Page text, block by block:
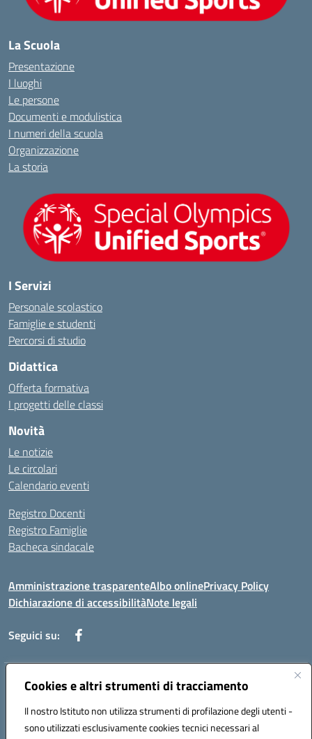
Cookies e altri strumenti di tracciamento
Il nostro Istituto non utilizza strumenti di profilazione degli utenti -
sono utilizzati esclusivamente cookies tecnici necessari al
La Scuola
Presentazione
I luoghi
Le persone
Documenti e modulistica
I numeri della scuola
Organizzazione
La storia
I Servizi
Personale scolastico
Famiglie e studenti
Percorsi di studio
Didattica
Offerta formativa
I progetti delle classi
Novità
Le notizie
Le circolari
Calendario eventi
Registro Docenti
Registro Famiglie
Bacheca sindacale
Amministrazione trasparenteAlbo onlinePrivacy Policy
Dichiarazione di accessibilitàNote legali
Seguici su:
Indirizzo:Via di Valle Zampea 2, 00036 Palestrina
Posta elettronica certificata (PEC):rmic8dr00r@pec.istruzione.it